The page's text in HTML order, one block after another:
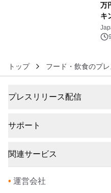
万
キ
浴
ズ
トップ フード・飲食のプ
プレスリリース配信
サポート
関連サービス
• 運営会社